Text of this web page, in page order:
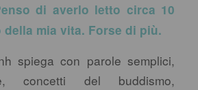
di averlo letto circa 10
mia vita. Forse di più.
spiega con parole semplici,
concetti del buddismo,